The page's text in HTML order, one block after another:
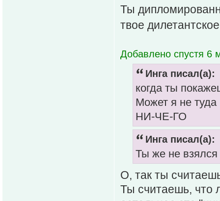
Ты
твое
Добавлено спустя 6
Инга писал(а):
когда ты
Может я не
НИ-ЧЕ-ГО
Инга писал(а):
Ты же не
О, так ты
Ты считаешь, что